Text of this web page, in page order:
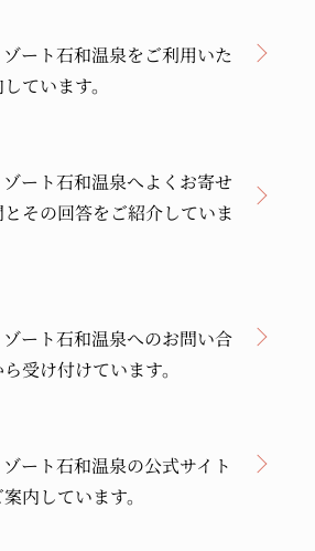
ート石和温泉をご利用いた
ています。
ート石和温泉へよくお寄せ
その回答をご紹介していま
ート石和温泉へのお問い合
受け付けています。
ート石和温泉の公式サイト
内しています。